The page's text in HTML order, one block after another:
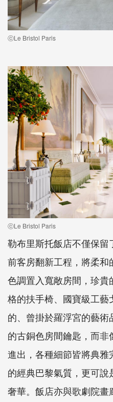
ⓒLe Bristol Paris
ⓒLe Bristol Paris
勒布里斯托飯店不僅保
前客房翻新工程，將柔
色調置入寬敞房間，珍
格的扶手椅、國寶級工
的、曾掛於羅浮宮的藝
的古銅色房間鑰匙，而
進出，各種細節皆將典
的經典巴黎氣質，更可
奢華。飯店亦與歌劇院